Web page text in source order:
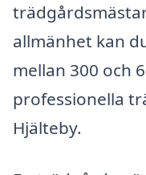
allmänhet kan
mellan 300 och
professionella
Hjälteby.